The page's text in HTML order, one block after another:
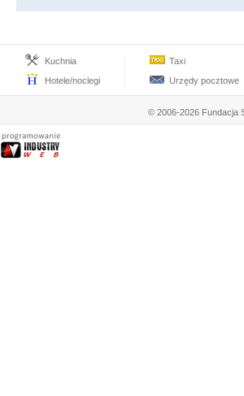
Kuchnia
Hotele/noclegi
Taxi
Urzędy pocztowe
© 2006-2026 Fundacja